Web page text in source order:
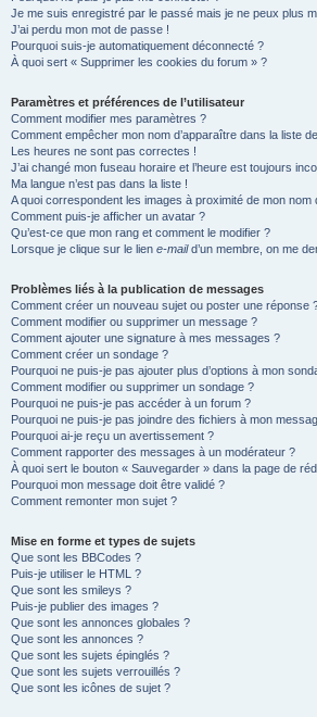
Je me suis enregistré par le passé mais je ne peux plus
J’ai perdu mon mot de passe !
Pourquoi suis-je automatiquement déconnecté ?
À quoi sert « Supprimer les cookies du forum » ?
Paramètres et préférences de l’utilisateur
Comment modifier mes paramètres ?
Comment empêcher mon nom d’apparaître dans la liste
Les heures ne sont pas correctes !
J’ai changé mon fuseau horaire et l’heure est toujours
Ma langue n’est pas dans la liste !
A quoi correspondent les images à proximité de mon nom
Comment puis-je afficher un avatar ?
Qu’est-ce que mon rang et comment le modifier ?
Lorsque je clique sur le lien e-maild’un membre, on me
Problèmes liés à la publication de messages
Comment créer un nouveau sujet ou poster une réponse
Comment modifier ou supprimer un message ?
Comment ajouter une signature à mes messages ?
Comment créer un sondage ?
Pourquoi ne puis-je pas ajouter plus d’options à mon
Comment modifier ou supprimer un sondage ?
Pourquoi ne puis-je pas accéder à un forum ?
Pourquoi ne puis-je pas joindre des fichiers à mon
Pourquoi ai-je reçu un avertissement ?
Comment rapporter des messages à un modérateur ?
À quoi sert le bouton « Sauvegarder » dans la page de
Pourquoi mon message doit être validé ?
Comment remonter mon sujet ?
Mise en forme et types de sujets
Que sont les BBCodes ?
Puis-je utiliser le HTML ?
Que sont les smileys ?
Puis-je publier des images ?
Que sont les annonces globales ?
Que sont les annonces ?
Que sont les sujets épinglés ?
Que sont les sujets verrouillés ?
Que sont les icônes de sujet ?